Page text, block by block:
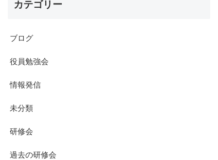
カテゴリー
ブログ
役員勉強会
情報発信
未分類
研修会
過去の研修会